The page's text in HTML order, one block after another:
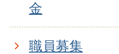
金
職員募集